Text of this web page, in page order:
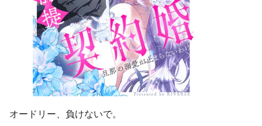
オードリー、負けないで。